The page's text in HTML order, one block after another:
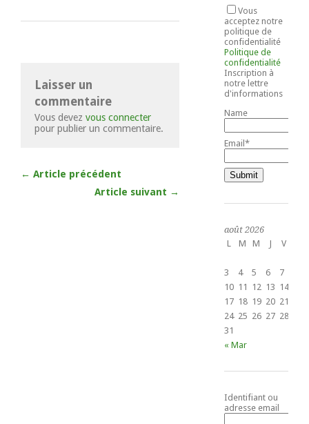
Laisser un
commentaire
Vous devez vous connecter
pour publier un commentaire.
← Article précédent
Article suivant →
Vous
acceptez notre
politique de
confidentialité
Politique de
confidentialité
Inscription à
notre lettre
d'informations
Name
Email*
août 2026
L
M M J V
3
4 5 6 7
10 11 12 13 14
17 18 19 20 21
24 25 26 27 28
31
« Mar
Identifiant ou
adresse email